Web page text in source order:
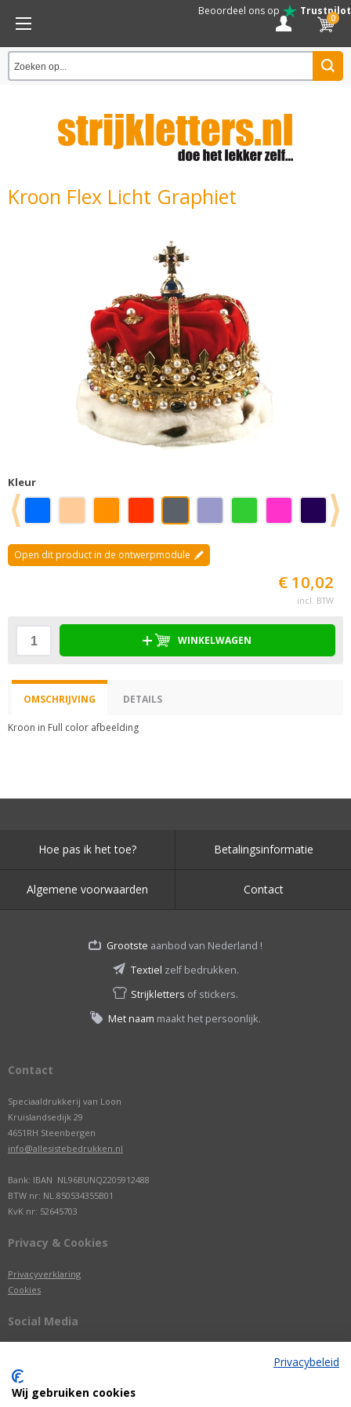
Beoordeel ons op Trustpilot
0
Kroon Flex Licht Graphiet
Kleur
Open dit product in de ontwerpmodule
€ 10,02
incl. BTW
WINKELWAGEN
OMSCHRIJVING DETAILS
Kroon in Full color afbeelding
Hoe pas ik het toe? Betalingsinformatie
Algemene voorwaarden Contact
Grootste aanbod van Nederland !
Textiel zelf bedrukken.
Strijkletters of stickers.
Met naam maakt het persoonlijk.
Contact
Speciaaldrukkerij van Loon
Kruislandsedijk 29
4651RH Steenbergen
info@allesistebedrukken.nl
Bank: IBAN NL96BUNQ2205912488
BTW nr: NL.850534355B01
KvK nr: 52645703
Privacy & Cookies
Privacyverklaring
Cookies
Social Media
Privacybeleid
Wij gebruiken cookies